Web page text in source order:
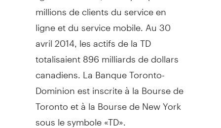
millions de clients du service en
ligne et du service mobile. Au 30
avril 2014, les actifs de la TD
totalisaient 896 milliards de dollars
canadiens. La Banque Toronto-
Dominion est inscrite à la Bourse de
Torontoet à la Bourse deNew York
sous le symbole «TD».